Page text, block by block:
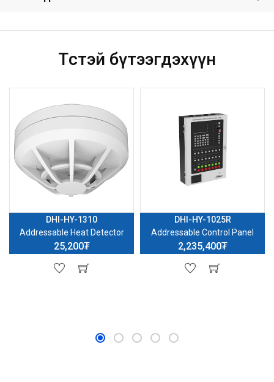
Төстэй бүтээгдэхүүн
DHI-HY-1310
Addressable Heat Detector
25,200₮
DHI-HY-1025R
Addressable Control Panel
2,235,400₮